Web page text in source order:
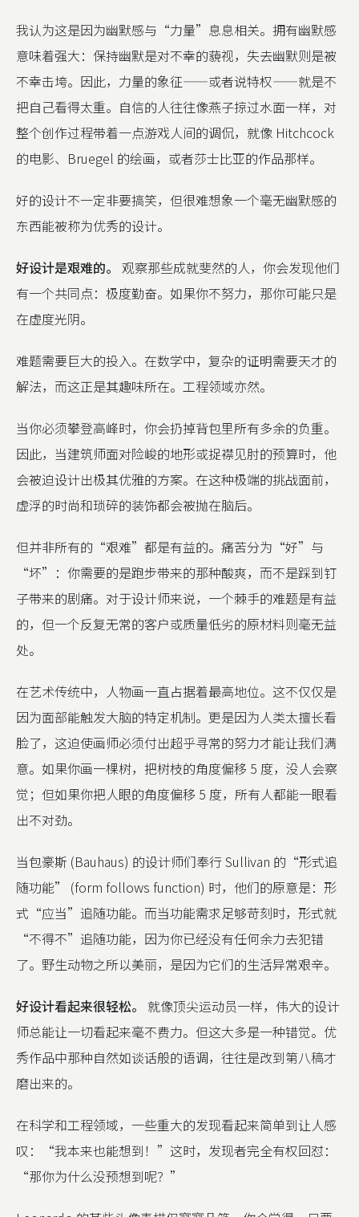
我认为这是因为幽默感与“力量”息息相关。拥有幽默感
意味着强大：保持幽默是对不幸的藐视，失去幽默则是被
不幸击垮。因此，力量的象征——或者说特权——就是不
把自己看得太重。自信的人往往像燕子掠过水面一样，对
整个创作过程带着一点游戏人间的调侃，就像 Hitchcock
的电影、Bruegel 的绘画，或者莎士比亚的作品那样。
好的设计不一定非要搞笑，但很难想象一个毫无幽默感的
东西能被称为优秀的设计。
好设计是艰难的。 观察那些成就斐然的人，你会发现他们
有一个共同点：极度勤奋。如果你不努力，那你可能只是
在虚度光阴。
难题需要巨大的投入。在数学中，复杂的证明需要天才的
解法，而这正是其趣味所在。工程领域亦然。
当你必须攀登高峰时，你会扔掉背包里所有多余的负重。
因此，当建筑师面对险峻的地形或捉襟见肘的预算时，他
会被迫设计出极其优雅的方案。在这种极端的挑战面前，
虚浮的时尚和琐碎的装饰都会被抛在脑后。
但并非所有的“艰难”都是有益的。痛苦分为“好”与
“坏”：你需要的是跑步带来的那种酸爽，而不是踩到钉
子带来的剧痛。对于设计师来说，一个棘手的难题是有益
的，但一个反复无常的客户或质量低劣的原材料则毫无益
处。
在艺术传统中，人物画一直占据着最高地位。这不仅仅是
因为面部能触发大脑的特定机制。更是因为人类太擅长看
脸了，这迫使画师必须付出超乎寻常的努力才能让我们满
意。如果你画一棵树，把树枝的角度偏移 5 度，没人会察
觉；但如果你把人眼的角度偏移 5 度，所有人都能一眼看
出不对劲。
当包豪斯 (Bauhaus) 的设计师们奉行 Sullivan 的“形式追
随功能” (form follows function) 时，他们的原意是：形
式“应当”追随功能。而当功能需求足够苛刻时，形式就
“不得不”追随功能，因为你已经没有任何余力去犯错
了。野生动物之所以美丽，是因为它们的生活异常艰辛。
好设计看起来很轻松。
就像顶尖运动员一样，伟大的设计
师总能让一切看起来毫不费力。但这大多是一种错觉。优
秀作品中那种自然如谈话般的语调，往往是改到第八稿才
磨出来的。
在科学和工程领域，一些重大的发现看起来简单到让人感
叹：“我本来也能想到！”这时，发现者完全有权回怼：
“那你为什么没预想到呢？”